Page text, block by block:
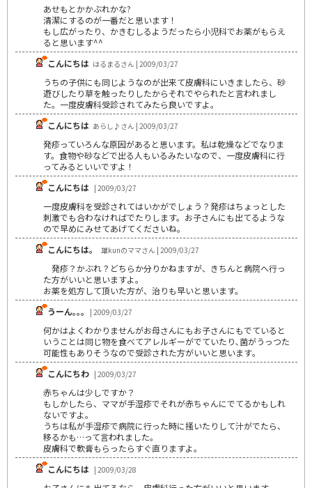
あせもとかかぶれかな?
清潔にするのが一番だと思います！
もし広がったり、かきむしるようだったら小児科でお薬がもらえ
ると思います^^
こんにちは はるまるさん | 2009/03/27
うちの子供にも同じようなのが出来て皮膚科にいきましたら、砂
遊びしたり草を触ったりしたからそれでやられたと言われまし
た。一度皮膚科受診されてみたら良いですよ。
こんにちは あらし♪さん | 2009/03/27
発疹っていろんな原因があると思います。私は乾燥などでなりま
す。食物や砂などで出る人もいるみたいなので、一度皮膚科に行
ってみるといいですよ！
こんにちは | 2009/03/27
一度皮膚科を受診されてはいかがでしょう？発疹はちょっとした
刺激でも合わなければでたりします。お子さんにも出てるような
ので早めにみせてあげてくださいね。
こんにちは。
雄kunのママさん | 2009/03/27
発疹？かぶれ？どちらか分りかねますが、きちんと病院へ行っ
た方がいいと思いますよ。
お薬を処方して頂いた方が、治りも早いと思います。
うーん｡｡｡
| 2009/03/27
何かはよくわかりませんがお母さんにもお子さんにもでていると
いうことは同じ物を食べてアレルギーがでていたり､菌がうっつた
可能性もありそうなので受診された方がいいと思います｡
こんにちわ | 2009/03/27
赤ちゃんは少しですか？
もしかしたら、ママが手湿疹でそれが赤ちゃんにでてるかもしれ
ないですよ。
うちは私が手湿疹で病院に行った時に掻いたりして汁がでたら、
移るかも…って言われました。
皮膚科で軟膏もらったらすぐ直りますよ。
こんにちは | 2009/03/28